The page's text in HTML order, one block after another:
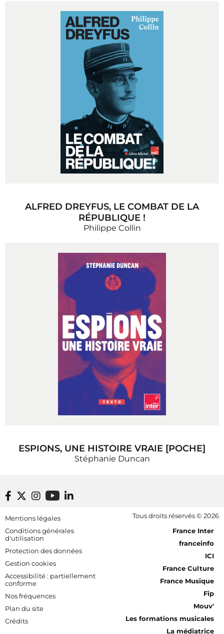
ALFRED DREYFUS, LE COMBAT DE LA
RÉPUBLIQUE !
Philippe Collin
ESPIONS, UNE HISTOIRE VRAIE [POCHE]
Stéphanie Duncan
Footer bottom
Mentions légales
Conditions générales
d'utilisation
Protection des données
Gestion cookies
Accessibilité : partiellement
conforme
Nos fréquences
Plan du site
Crédits
Tous droits réservés © 2026
[RDF] Pied de page - Mobile
France Inter
franceinfo
ICI
France Culture
France Musique
Fip
Mouv'
Les formations musicales
La médiatrice